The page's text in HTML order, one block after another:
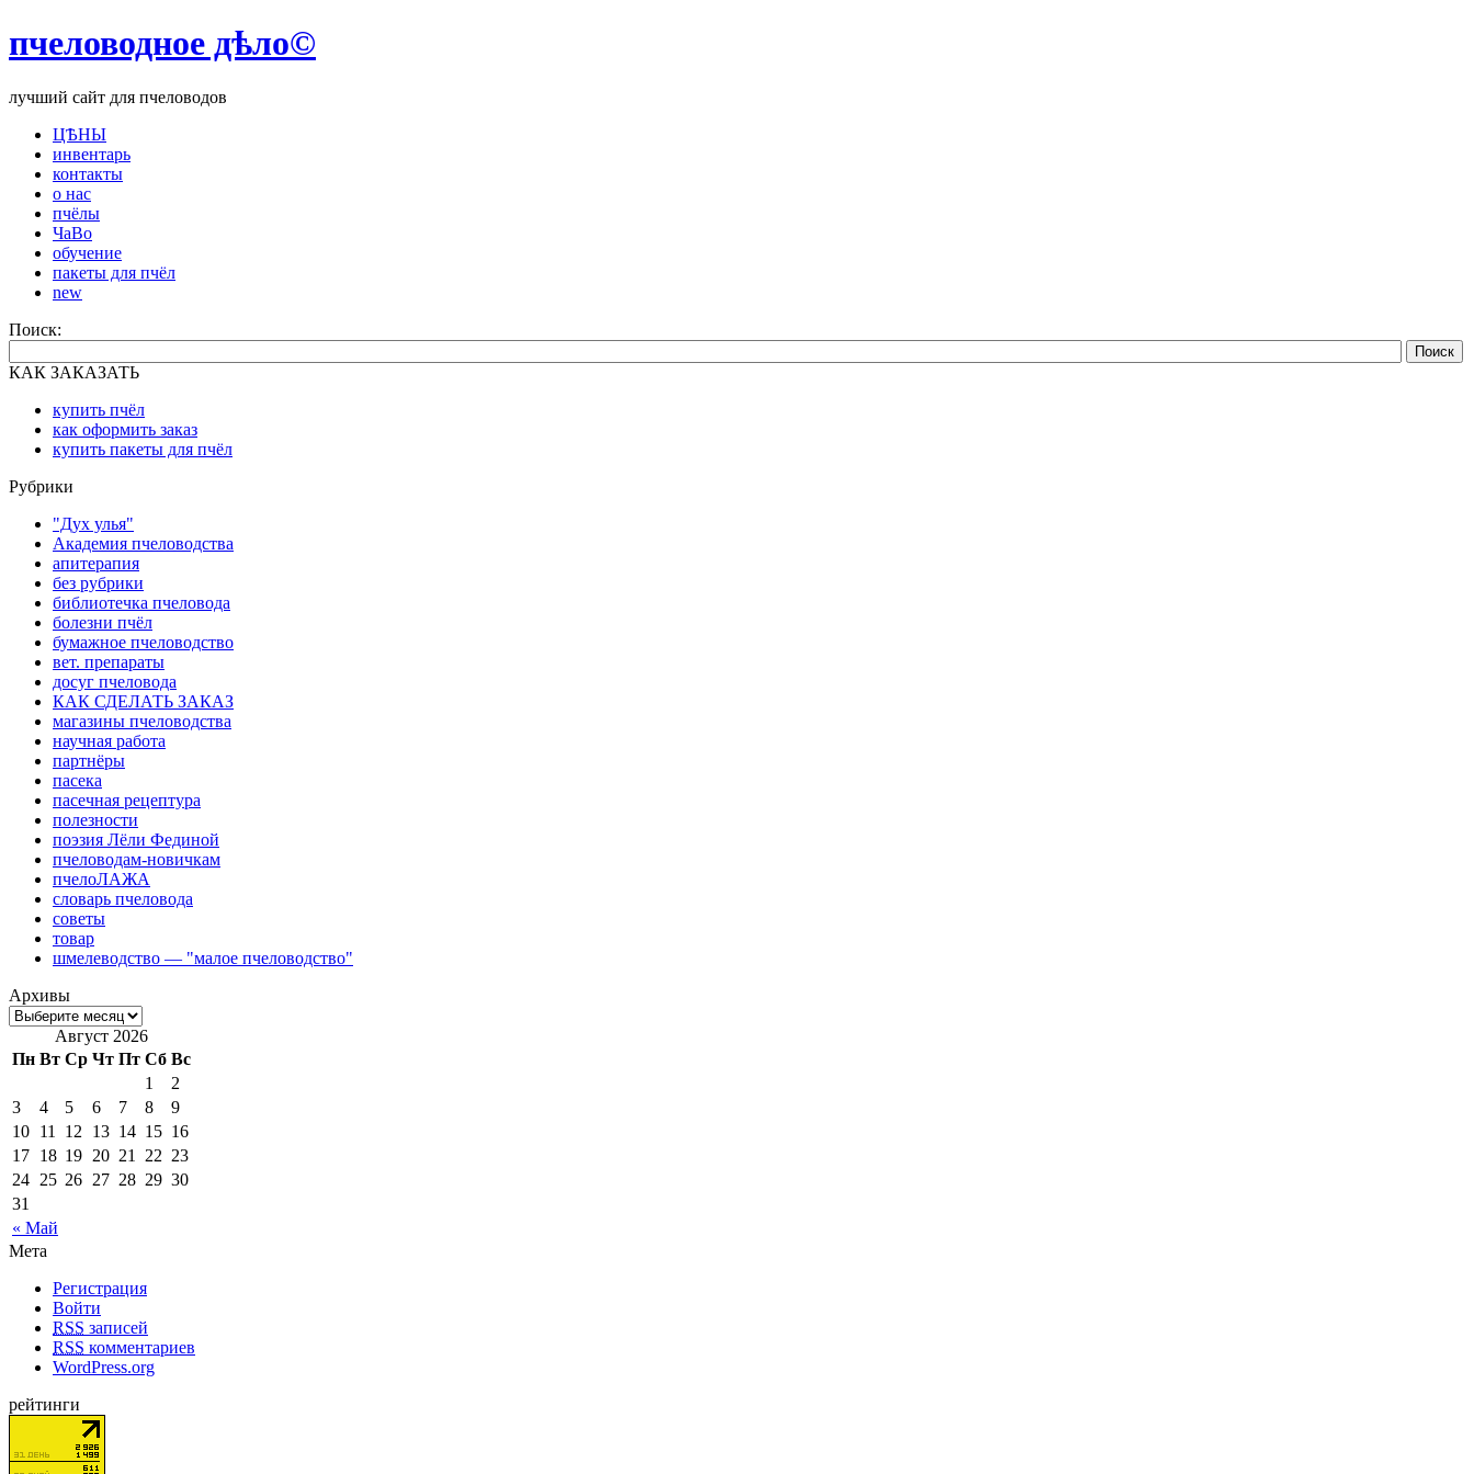
пчеловодное дѣло©
лучший сайт для пчеловодов
ЦѢНЫ
инвентарь
контакты
о нас
пчёлы
ЧаВо
обучение
пакеты для пчёл
new
Поиск:
Поиск
КАК ЗАКАЗАТЬ
купить пчёл
как оформить заказ
купить пакеты для пчёл
Рубрики
"Дух улья"
Академия пчеловодства
апитерапия
без рубрики
библиотечка пчеловода
болезни пчёл
бумажное пчеловодство
вет. препараты
досуг пчеловода
КАК СДЕЛАТЬ ЗАКАЗ
магазины пчеловодства
научная работа
партнёры
пасека
пасечная рецептура
полезности
поэзия Лёли Фединой
пчеловодам-новичкам
пчелоЛАЖА
словарь пчеловода
советы
товар
шмелеводство — "малое пчеловодство"
Архивы
Август 2026
Пн Вт Ср Чт Пт Сб Вс
« Май
1
2
3
4 5 6 7 8
9
10 11 12 13 14 15 16
17 18 19 20 21 22 23
24 25 26 27 28 29 30
31
Мета
Регистрация
Войти
RSS записей
RSS комментариев
WordPress.org
рейтинги